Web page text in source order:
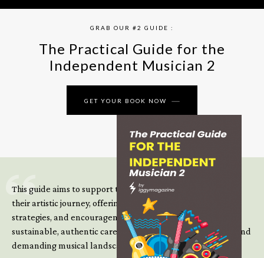
GRAB OUR #2 GUIDE :
The Practical Guide for the
Independent Musician 2
GET YOUR BOOK NOW
This guide aims to support those climbing the next steps of
their artistic journey, offering practical insight, updated
strategies, and encouragement to continue building
sustainable, authentic careers in an increasingly complex and
demanding musical landscape.